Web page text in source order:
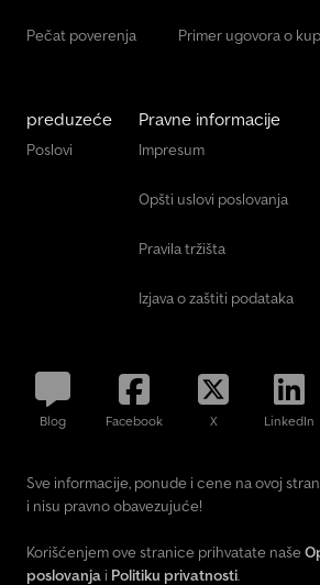
Pečat poverenja Primer ugovora o
preduzeće
Poslovi
Pravne informacije
Impresum
Opšti uslovi poslovanja
Pravila tržišta
Izjava o zaštiti podataka
Blog Facebook X LinkedIn
Sve informacije, ponude i cene na ovoj
i nisu pravno obavezujuće!
Korišćenjem ove stranice prihvatate naše
poslovanja i Politiku privatnosti.